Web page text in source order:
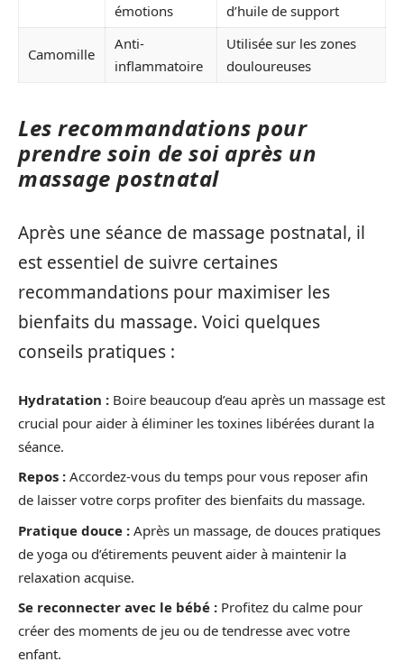
émotions
d’huile de support
Camomille
Anti-
inflammatoire
Utilisée sur les zones
douloureuses
Les recommandations pour
prendre soin de soi après un
massage postnatal
Après une séance de massage postnatal, il
est essentiel de suivre certaines
recommandations pour maximiser les
bienfaits du massage. Voici quelques
conseils pratiques :
Hydratation : Boire beaucoup d’eau après un massage est
crucial pour aider à éliminer les toxines libérées durant la
séance.
Repos : Accordez-vous du temps pour vous reposer afin
de laisser votre corps profiter des bienfaits du massage.
Pratique douce : Après un massage, de douces pratiques
de yoga ou d’étirements peuvent aider à maintenir la
relaxation acquise.
Se reconnecter avec le bébé : Profitez du calme pour
créer des moments de jeu ou de tendresse avec votre
enfant.